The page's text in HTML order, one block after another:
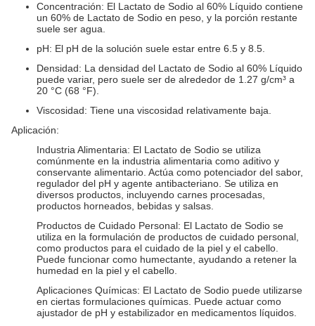
Concentración: El Lactato de Sodio al 60% Líquido contiene
un 60% de Lactato de Sodio en peso, y la porción restante
suele ser agua.
pH: El pH de la solución suele estar entre 6.5 y 8.5.
Densidad: La densidad del Lactato de Sodio al 60% Líquido
puede variar, pero suele ser de alrededor de 1.27 g/cm³ a
20 °C (68 °F).
Viscosidad: Tiene una viscosidad relativamente baja.
Aplicación:
Industria Alimentaria: El Lactato de Sodio se utiliza
comúnmente en la industria alimentaria como aditivo y
conservante alimentario. Actúa como potenciador del sabor,
regulador del pH y agente antibacteriano. Se utiliza en
diversos productos, incluyendo carnes procesadas,
productos horneados, bebidas y salsas.
Productos de Cuidado Personal: El Lactato de Sodio se
utiliza en la formulación de productos de cuidado personal,
como productos para el cuidado de la piel y el cabello.
Puede funcionar como humectante, ayudando a retener la
humedad en la piel y el cabello.
Aplicaciones Químicas: El Lactato de Sodio puede utilizarse
en ciertas formulaciones químicas. Puede actuar como
ajustador de pH y estabilizador en medicamentos líquidos.